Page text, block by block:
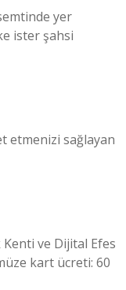
yer
ister şahsi
etmenizi sağlayan
Kenti ve Dijital Efes
kart ücreti: 60